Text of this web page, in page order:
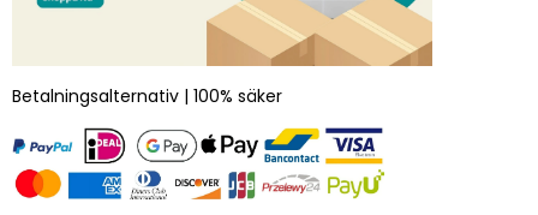
Betalningsalternativ | 100% säker